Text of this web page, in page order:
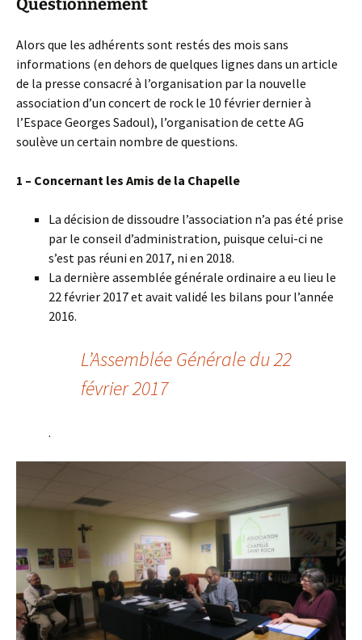
Questionnement
Alors que les adhérents sont restés des mois sans
informations (en dehors de quelques lignes dans un article
de la presse consacré à l’organisation par la nouvelle
association d’un concert de rock le 10 février dernier à
l’Espace Georges Sadoul), l’organisation de cette AG
soulève un certain nombre de questions.
1 – Concernant les Amis de la Chapelle
La décision de dissoudre l’association n’a pas été prise
par le conseil d’administration, puisque celui-ci ne
s’est pas réuni en 2017, ni en 2018.
La dernière assemblée générale ordinaire a eu lieu le
22 février 2017 et avait validé les bilans pour l’année
2016.
L’Assemblée Générale du 22
février 2017
.